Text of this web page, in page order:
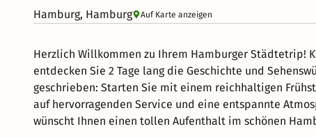
Hamburg, Hamburg Auf Karte anzeigen
Herzlich Willkommen zu Ihrem Hamburger Städtetrip!
entdecken Sie 2 Tage lang die Geschichte und
geschrieben: Starten Sie mit einem reichhaltigen
auf hervorragenden Service und eine entspannte
wünscht Ihnen einen tollen Aufenthalt im schönen